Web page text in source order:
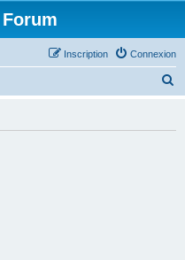
Connexion
Inscription